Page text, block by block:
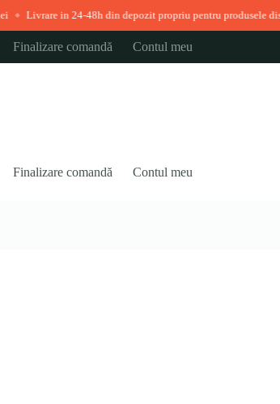
48h din depozit propriu pentru produsele disponibile imediat
Finalizare comandă Contul meu
Finalizare comandă Contul meu